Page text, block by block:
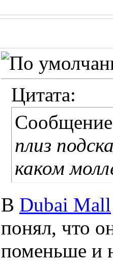
Цитата:
плиз
каком
В Dubai Mall
понял, что
поменьше и